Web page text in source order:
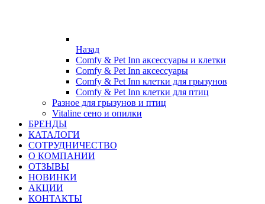
Назад
Comfy & Pet Inn аксессуары и клетки
Comfy & Pet Inn аксессуары
Comfy & Pet Inn клетки для грызунов
Comfy & Pet Inn клетки для птиц
Разное для грызунов и птиц
Vitaline сено и опилки
БРЕНДЫ
КАТАЛОГИ
СОТРУДНИЧЕСТВО
О КОМПАНИИ
ОТЗЫВЫ
НОВИНКИ
АКЦИИ
КОНТАКТЫ